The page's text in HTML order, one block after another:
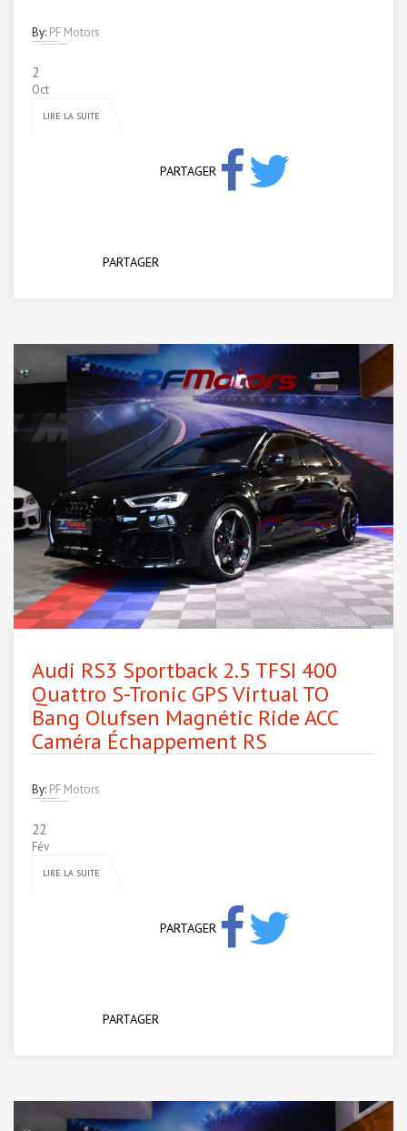
By: PF Motors
2
Oct
LIRE LA SUITE
PARTAGER
PARTAGER
Audi RS3 Sportback 2.5 TFSI 400
Quattro S-Tronic GPS Virtual TO
Bang Olufsen Magnétic Ride ACC
Caméra Échappement RS
By: PF Motors
22
Fév
LIRE LA SUITE
PARTAGER
PARTAGER